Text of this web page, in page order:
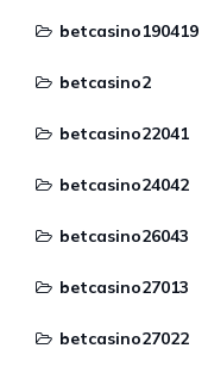
betcasino190419
betcasino2
betcasino22041
betcasino24042
betcasino26043
betcasino27013
betcasino27022